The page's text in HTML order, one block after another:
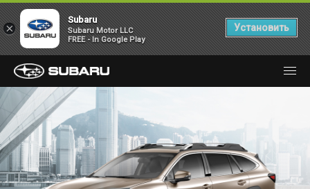
×
Subaru
Subaru Motor LLC
FREE - In Google Play
Установить